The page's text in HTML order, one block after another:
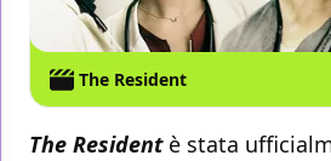
The Resident
The Residentè stata